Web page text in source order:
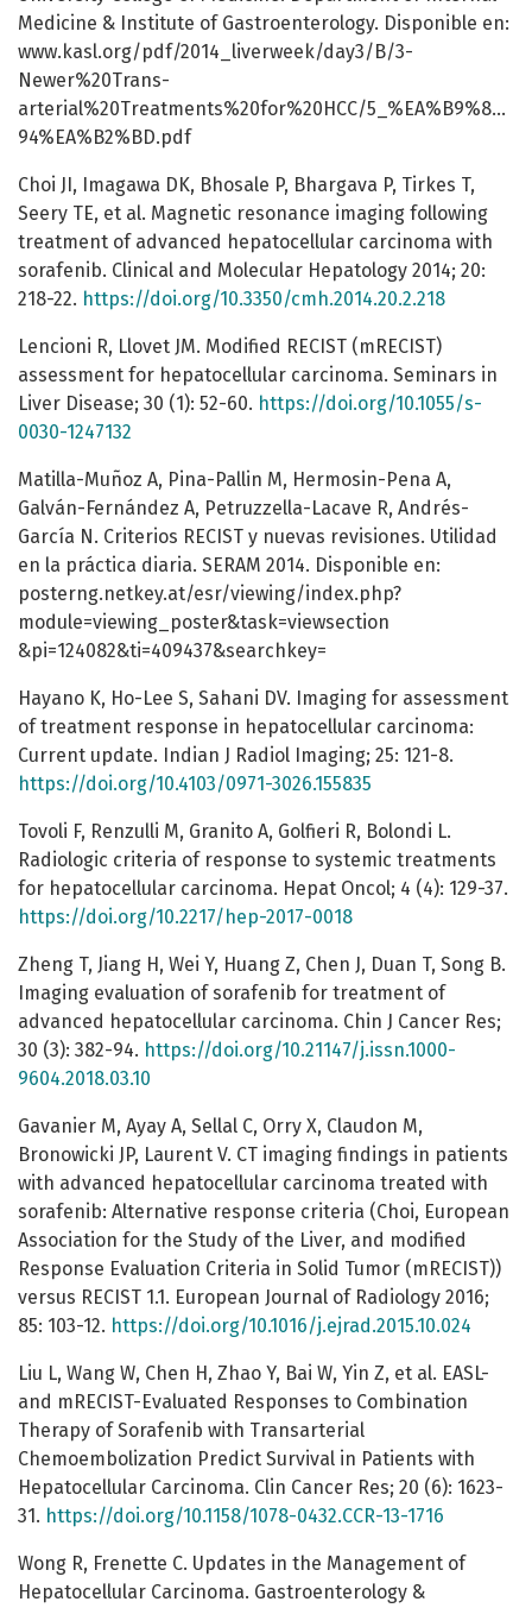
Medicine & Institute of Gastroenterology. Disponible en:
www.kasl.org/pdf/2014_liverweek/day3/B/3-
Newer%20Trans-
arterial%20Treatments%20for%20HCC/
94%EA%B2%BD.pdf
Choi JI, Imagawa DK, Bhosale P, Bhargava P, Tirkes T,
Seery TE, et al. Magnetic resonance imaging following
treatment of advanced hepatocellular carcinoma with
sorafenib. Clinical and Molecular Hepatology 2014; 20:
218-22. https://doi.org/10.3350/cmh.2014.20.2.218
Lencioni R, Llovet JM. Modified RECIST (mRECIST)
assessment for hepatocellular carcinoma. Seminars in
Liver Disease; 30 (1): 52-60. https://doi.org/10.1055/s-
0030-1247132
Matilla-Muñoz A, Pina-Pallin M, Hermosin-Pena A,
Galván-Fernández A, Petruzzella-Lacave R, Andrés-
García N. Criterios RECIST y nuevas revisiones. Utilidad
en la práctica diaria. SERAM 2014. Disponible en:
posterng.netkey.at/esr/viewing/index.php?
module=viewing_poster&task=viewsection
&pi=124082&ti=409437&searchkey=
Hayano K, Ho-Lee S, Sahani DV. Imaging for assessment
of treatment response in hepatocellular carcinoma:
Current update. Indian J Radiol Imaging; 25: 121-8.
https://doi.org/10.4103/0971-3026.155835
Tovoli F, Renzulli M, Granito A, Golfieri R, Bolondi L.
Radiologic criteria of response to systemic treatments
for hepatocellular carcinoma. Hepat Oncol; 4 (4): 129-37.
https://doi.org/10.2217/hep-2017-0018
Zheng T, Jiang H, Wei Y, Huang Z, Chen J, Duan T, Song B.
Imaging evaluation of sorafenib for treatment of
advanced hepatocellular carcinoma. Chin J Cancer Res;
30 (3): 382-94. https://doi.org/10.21147/j.issn.1000-
9604.2018.03.10
Gavanier M, Ayay A, Sellal C, Orry X, Claudon M,
Bronowicki JP, Laurent V. CT imaging findings in patients
with advanced hepatocellular carcinoma treated with
sorafenib: Alternative response criteria (Choi, European
Association for the Study of the Liver, and modified
Response Evaluation Criteria in Solid Tumor (mRECIST))
versus RECIST 1.1. European Journal of Radiology 2016;
85: 103-12. https://doi.org/10.1016/j.ejrad.2015.10.024
Liu L, Wang W, Chen H, Zhao Y, Bai W, Yin Z, et al. EASL-
and mRECIST-Evaluated Responses to Combination
Therapy of Sorafenib with Transarterial
Chemoembolization Predict Survival in Patients with
Hepatocellular Carcinoma. Clin Cancer Res; 20 (6): 1623-
31. https://doi.org/10.1158/1078-0432.CCR-13-1716
Wong R, Frenette C. Updates in the Management of
Hepatocellular Carcinoma. Gastroenterology &